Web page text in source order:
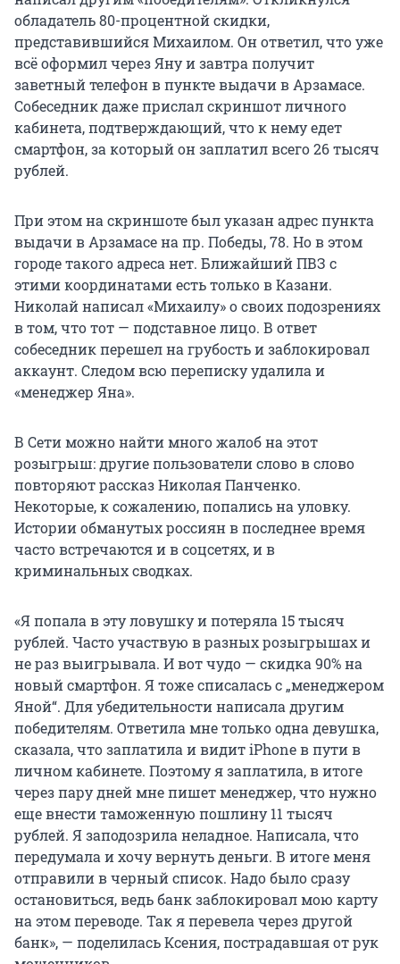
обладатель 80-процентной скидки,
представившийся Михаилом. Он ответил, что уже
всё оформил через Яну и завтра получит
заветный телефон в пункте выдачи в Арзамасе.
Собеседник даже прислал скриншот личного
кабинета, подтверждающий, что к нему едет
смартфон, за который он заплатил всего 26 тысяч
рублей.
При этом на скриншоте был указан адрес пункта
выдачи в Арзамасе на пр. Победы, 78. Но в этом
городе такого адреса нет. Ближайший ПВЗ с
этими координатами есть только в Казани.
Николай написал «Михаилу» о своих подозрениях
в том, что тот — подставное лицо. В ответ
собеседник перешел на грубость и заблокировал
аккаунт. Следом всю переписку удалила и
«менеджер Яна».
В Сети можно найти много жалоб на этот
розыгрыш: другие пользователи слово в слово
повторяют рассказ Николая Панченко.
Некоторые, к сожалению, попались на уловку.
Истории обманутых россиян в последнее время
часто встречаются и в соцсетях, и в
криминальных сводках.
«Я попала в эту ловушку и потеряла 15 тысяч
рублей. Часто участвую в разных розыгрышах и
не раз выигрывала. И вот чудо — скидка 90% на
новый смартфон. Я тоже списалась с „менеджером
Яной“. Для убедительности написала другим
победителям. Ответила мне только одна девушка,
сказала, что заплатила и видит iPhone в пути в
личном кабинете. Поэтому я заплатила, в итоге
через пару дней мне пишет менеджер, что нужно
еще внести таможенную пошлину 11 тысяч
рублей. Я заподозрила неладное. Написала, что
передумала и хочу вернуть деньги. В итоге меня
отправили в черный список. Надо было сразу
остановиться, ведь банк заблокировал мою карту
на этом переводе. Так я перевела через другой
банк», — поделилась Ксения, пострадавшая от рук